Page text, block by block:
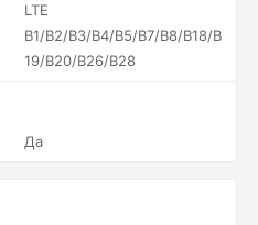
LTE
B1/B2/B3/B4/B5/B7/B8/B18/B
19/B20/B26/B28
Да